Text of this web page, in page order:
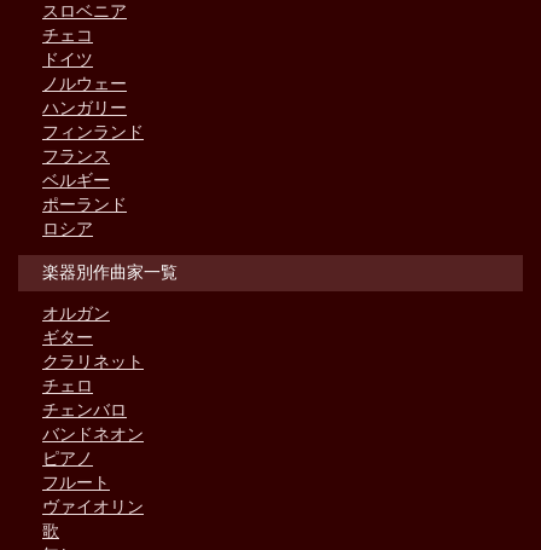
スロベニア
チェコ
ドイツ
ノルウェー
ハンガリー
フィンランド
フランス
ベルギー
ポーランド
ロシア
楽器別作曲家一覧
オルガン
ギター
クラリネット
チェロ
チェンバロ
バンドネオン
ピアノ
フルート
ヴァイオリン
歌